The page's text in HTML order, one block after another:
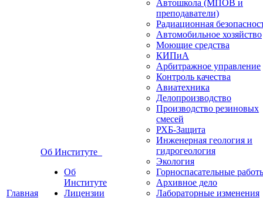
Главная
Об Институте
Об
Институте
Лицензии
Автошкола (МПОВ и
преподаватели)
Радиационная
Автомобильное хозяйство
Моющие средства
КИПиА
Арбитражное управление
Контроль качества
Авиатехника
Делопроизводство
Производство резиновых
смесей
РХБ-Защита
Инженерная геология и
гидрогеология
Экология
Горноспасательные
Архивное дело
Лабораторные изменения